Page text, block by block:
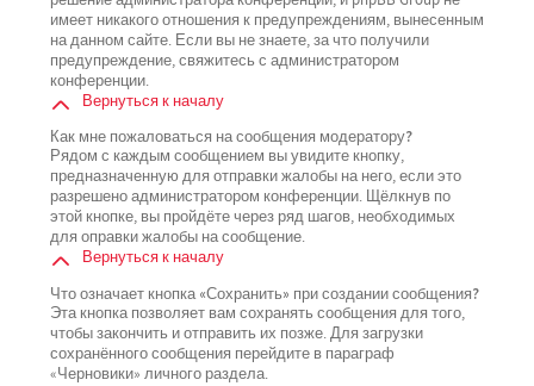
имеет никакого отношения к предупреждениям, вынесенным
на данном сайте. Если вы не знаете, за что получили
предупреждение, свяжитесь с администратором
конференции.
Вернуться к началу
Как мне пожаловаться на сообщения модератору?
Рядом с каждым сообщением вы увидите кнопку,
предназначенную для отправки жалобы на него, если это
разрешено администратором конференции. Щёлкнув по
этой кнопке, вы пройдёте через ряд шагов, необходимых
для оправки жалобы на сообщение.
Вернуться к началу
Что означает кнопка «Сохранить» при создании сообщения?
Эта кнопка позволяет вам сохранять сообщения для того,
чтобы закончить и отправить их позже. Для загрузки
сохранённого сообщения перейдите в параграф
«Черновики» личного раздела.